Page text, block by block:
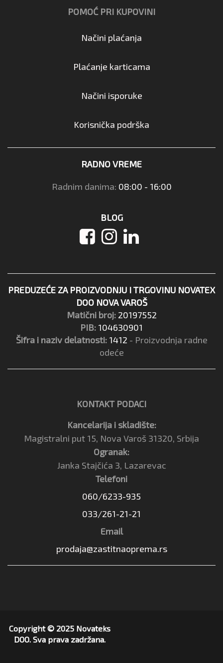
POMOĆ PRI KUPOVINI
Načini plaćanja
Plaćanje karticama
Načini isporuke
Korisnička podrška
RADNO VREME
Radnim danima: 08:00 - 16:00
BLOG
PREDUZEĆE ZA PROIZVODNJU I TRGOVINU NOVATEX
DOO NOVA VAROŠ
Matični broj: 20197552
PIB: 104630901
Šifra i naziv delatnosti: 1412 - Proizvodnja radne
odeće
KONTAKT PODACI
Kancelarija i skladište:
Magistralni put 15, Nova Varoš 31320, Srbija
Ogranak:
Janka Stajčića 3, Lazarevac
Telefoni
060/6233-935
033/261-21-21
Email
prodaja@zastitnaoprema.rs
Copyright © 2025 Novateks
DOO. Sva prava zadržana.